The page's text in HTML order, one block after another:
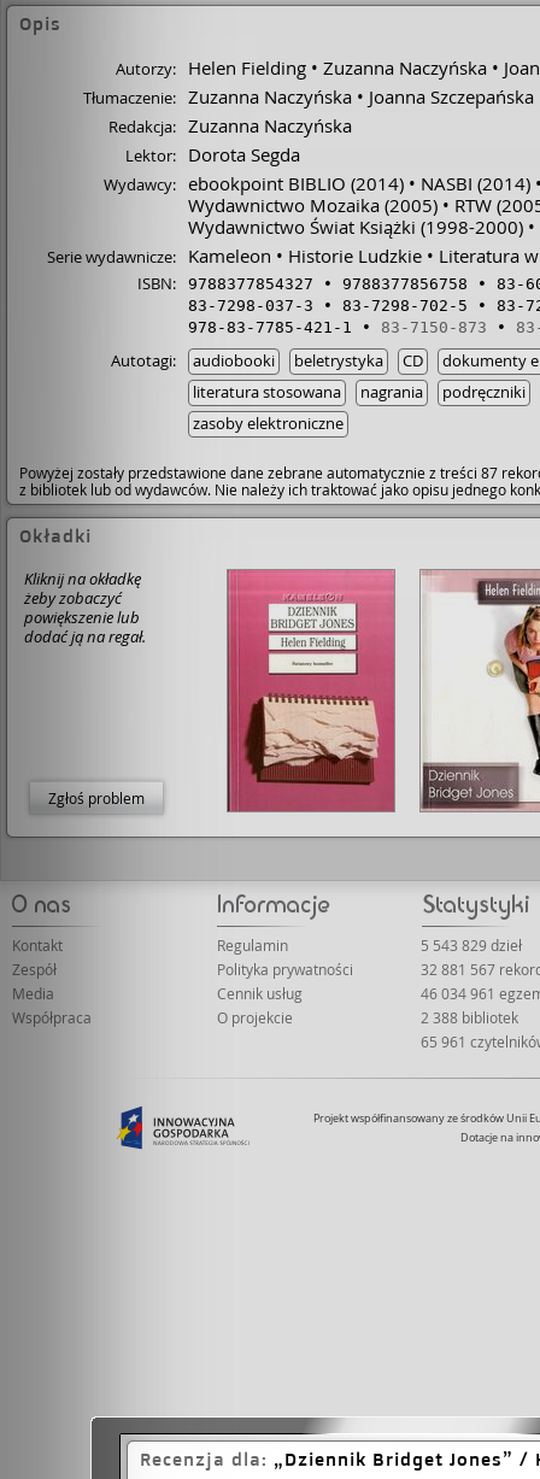
Opis
Autorzy: Helen Fielding Zuzanna Naczyńska
Tłumaczenie: Zuzanna Naczyńska Joanna Szczepańska
Redakcja: Zuzanna Naczyńska
Lektor: Dorota Segda
Wydawcy: ebookpoint BIBLIO (2014) NASBI (2014)
Wydawnictwo Mozaika (2005) RTW
Wydawnictwo Świat Książki (1998-2000)
Serie wydawnicze: Kameleon Historie Ludzkie Literatura
ISBN: 9788377854327 9788377856758
83-
83-7298-037-3
83-7298-702-5
83-
978-83-7785-421-1
83-7150-873
Autotagi: audiobooki beletrystyka CD
dokumenty
literatura stosowana
nagrania
podręczniki
zasoby elektroniczne
Powyżej zostały przedstawione dane zebrane automatycznie z treści 87
z bibliotek lub od wydawców. Nie należy ich traktować jako opisu jednego
Okładki
Kliknij na okładkę
żeby zobaczyć
powiększenie lub
dodać ją na regał.
Zgłoś problem
Kontakt
Zespół
Media
Współpraca
Regulamin
Polityka prywatności
Cennik usług
O projekcie
5 543 829 dzieł
32 881 567
46 034 961
2 388 bibliotek
65 961
Projekt współfinansowany ze środków Unii
Dotacje na
Recenzja dla: Dziennik Bridget Jones /